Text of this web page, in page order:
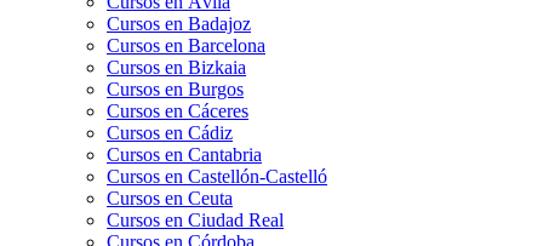
Cursos en Badajoz
Cursos en Barcelona
Cursos en Bizkaia
Cursos en Burgos
Cursos en Cáceres
Cursos en Cádiz
Cursos en Cantabria
Cursos en Castellón-Castelló
Cursos en Ceuta
Cursos en Ciudad Real
Cursos en Córdoba